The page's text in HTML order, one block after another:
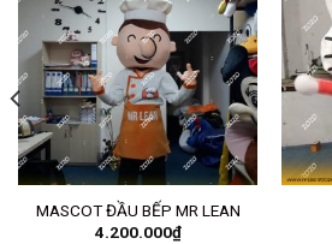
MASCOT ĐẦU BẾP MR LEAN
4.200.000₫